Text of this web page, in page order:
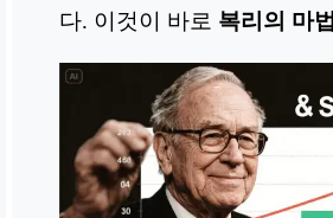
다. 이것이 바로 복리의 마법